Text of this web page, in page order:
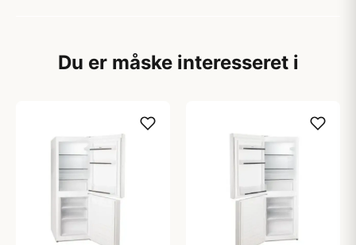
Du er måske interesseret i